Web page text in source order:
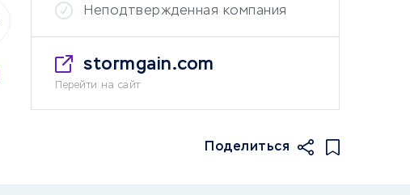
Неподтвержденная компания
stormgain.com
Перейти на сайт
Поделиться